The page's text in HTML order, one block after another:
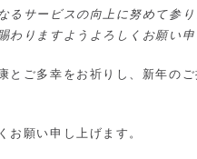
るサービスの向上に努めて参
わりますようよろしくお願い申
とご多幸をお祈りし、新年の
お願い申し上げます。